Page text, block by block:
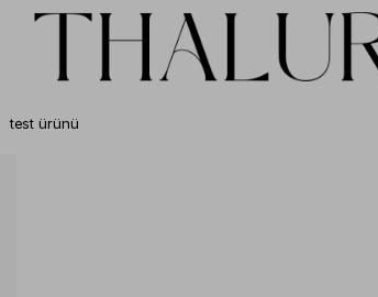
test ürünü